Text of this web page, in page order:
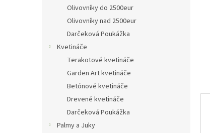
Olivovníky do 2500eur
Olivovníky nad 2500eur
Darčeková Poukážka
Kvetináče
Terakotové kvetináče
Garden Art kvetináče
Betónové kvetináče
Drevené kvetináče
Darčeková Poukážka
Palmy a Juky